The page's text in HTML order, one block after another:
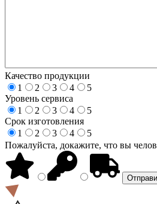
Качество продукции
1
2 3 4
5
Уровень сервиса
1
2 3 4
5
Срок изготовления
1
2 3 4
5
Пожалуйста, докажите, что вы